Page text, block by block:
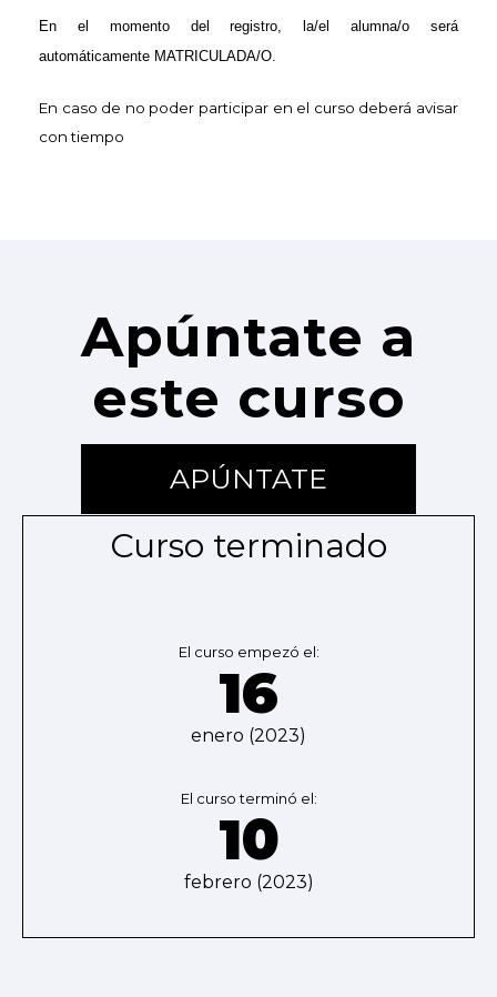
En el momentodel registro, la/el alumna/o será
automáticamente MATRICULADA/O.
En caso de no poder participar en el curso deberá avisar
con tiempo
Apúntate a
este curso
APÚNTATE
Curso terminado
El curso empezó el:
16
enero (2023)
El curso terminó el:
10
febrero (2023)